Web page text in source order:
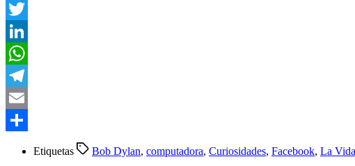
Facebook
Twitter
LinkedIn
WhatsApp
Telegram
Email
Etiquetas Bob Dylan, computadora, Curiosidades, Facebook, La Vida